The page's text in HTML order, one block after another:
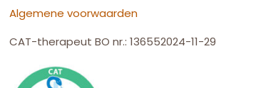
Algemene voorwaarden
CAT-therapeut BO nr.: 136552024-11-29